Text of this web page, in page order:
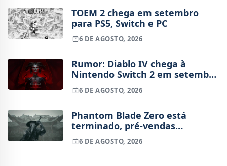
TOEM 2 chega em setembro
para PS5, Switch e PC
6 DE AGOSTO, 2026
Rumor: Diablo IV chega à
Nintendo Switch 2 em setembro
e vai custar o preço de um jogo
novo
6 DE AGOSTO, 2026
Phantom Blade Zero está
terminado, pré-vendas
começam na próxima semana
6 DE AGOSTO, 2026